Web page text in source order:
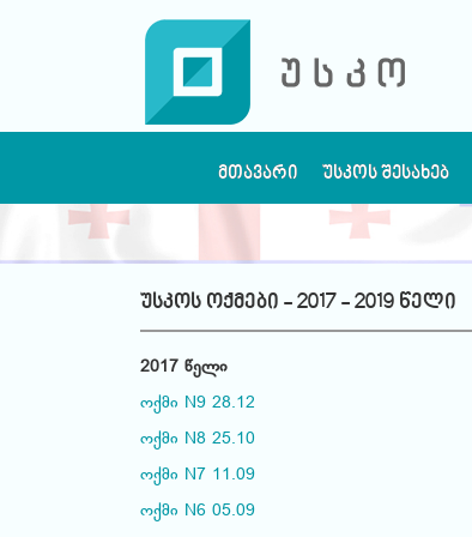
ᲛᲗᲐᲕᲐᲠᲘ ᲣᲡᲙᲝᲡ ᲨᲔᲡᲐᲮᲔᲑ
უსკოს ოქმები - 2017 - 2019 წელი
2017 წელი
ოქმი N9 28.12
ოქმი N8 25.10
ოქმი N7 11.09
ოქმი N6 05.09